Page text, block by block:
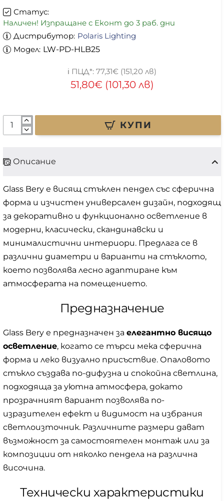
Статус:
Наличен! Изпращане с Еконт до 3 раб. дни
Дистрибутор: Polaris Lighting
Модел: LW-PD-HLB25
51,80€ (101,30 лв)
77,31€ (151,20 лв)
КУПИ
Описание
Glass Bery е висящ стъклен пендел със сферична
форма и изчистен универсален дизайн, подходящ
за декоративно и функционално осветление в
модерни, класически, скандинавски и
минималистични интериори. Предлага се в
различни диаметри и варианти на стъклото,
което позволява лесно адаптиране към
атмосферата на помещението.
Предназначение
Glass Bery е предназначен за елегантно висящо
осветление, когато се търси мека сферична
форма и леко визуално присъствие. Опаловото
стъкло създава по-дифузна и спокойна светлина,
подходяща за уютна атмосфера, докато
прозрачният вариант позволява по-
изразителен ефект и видимост на избрания
светлоизточник. Различните размери дават
възможност за самостоятелен монтаж или за
композиции от няколко пендела на различна
височина.
Технически характеристики